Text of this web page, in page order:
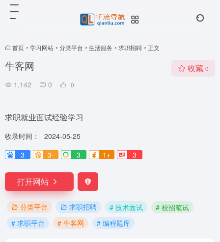
首页 • 学习网站 • 分类平台 • 生活服务 • 求职招聘 • 正文
牛客网
1,142 0 0
收藏 0
求职就业面试经验学习
收录时间：
2024-05-25
3
3- 3 1+ 3
打开网站
分类平台 求职招聘 # 技术面试
# 校招笔试
# 求职平台
# 牛客网 # 编程题库